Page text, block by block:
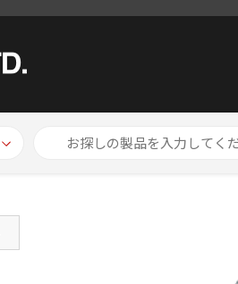
全天候スクリーン NA-0303